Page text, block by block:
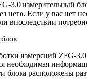
3.0 измерительный
него. Если у вас нет
впоследствии
измерений ZFG-
необходимая
блока расположены